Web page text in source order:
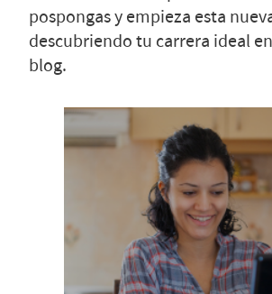
pospongas y empieza esta
descubriendo tu carrera ideal
blog.